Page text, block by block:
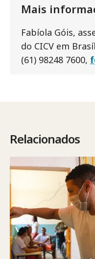
Mais
Fabíola Góis,
do CICV em
(61) 98248 7600,
Relacionados